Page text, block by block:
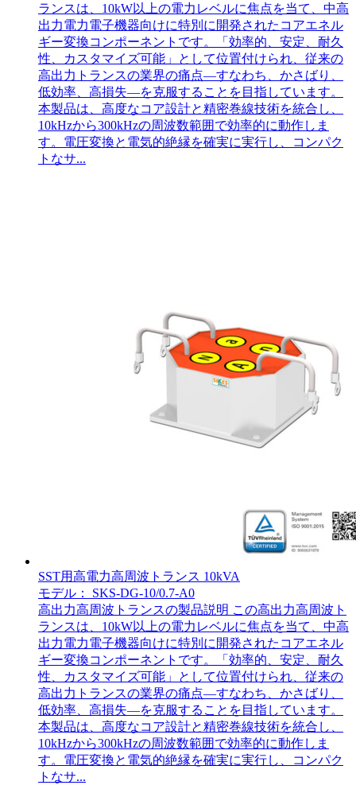
ランスは、10kW以上の電力レベルに焦点を当て、中高
出力電力電子機器向けに特別に開発されたコアエネル
ギー変換コンポーネントです。「効率的、安定、耐久
性、カスタマイズ可能」として位置付けられ、従来の
高出力トランスの業界の痛点—すなわち、かさばり、
低効率、高損失—を克服することを目指しています。
本製品は、高度なコア設計と精密巻線技術を統合し、
10kHzから300kHzの周波数範囲で効率的に動作しま
す。電圧変換と電気的絶縁を確実に実行し、コンパク
トなサ...
SST用高電力高周波トランス 10kVA
モデル： SKS-DG-10/0.7-A0
高出力高周波トランスの製品説明 この高出力高周波ト
ランスは、10kW以上の電力レベルに焦点を当て、中高
出力電力電子機器向けに特別に開発されたコアエネル
ギー変換コンポーネントです。「効率的、安定、耐久
性、カスタマイズ可能」として位置付けられ、従来の
高出力トランスの業界の痛点—すなわち、かさばり、
低効率、高損失—を克服することを目指しています。
本製品は、高度なコア設計と精密巻線技術を統合し、
10kHzから300kHzの周波数範囲で効率的に動作しま
す。電圧変換と電気的絶縁を確実に実行し、コンパク
トなサ...